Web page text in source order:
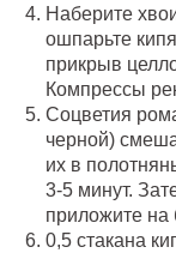
Наберите
ошпарьте
прикрыв
Компрессы
Соцветия
черной)
их в
3-5 минут.
приложите на
0,5 стакана